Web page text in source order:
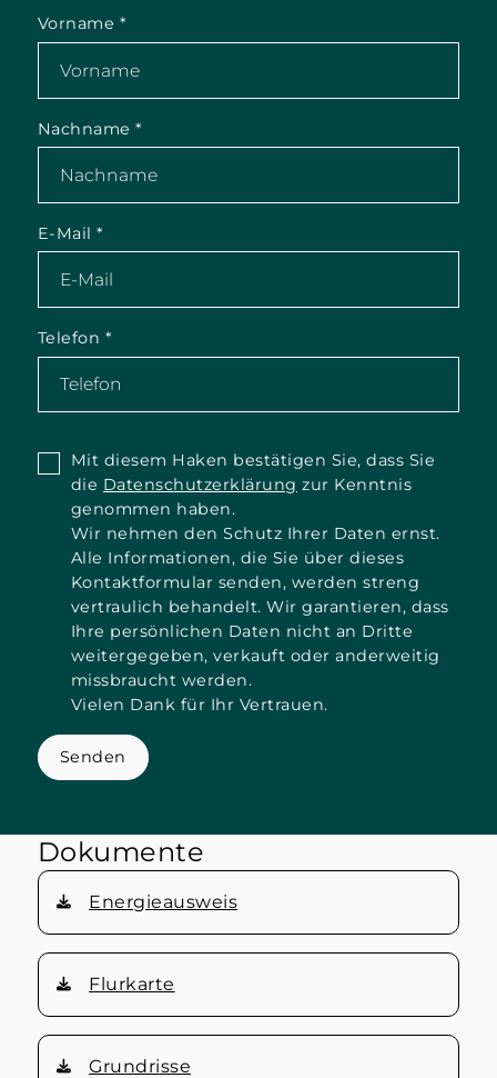
Vorname *
Nachname*
E-Mail*
Telefon *
Mit diesem Haken bestätigen Sie, dass Sie
die Datenschutzerklärung zur Kenntnis
genommen haben.
Wir nehmen den Schutz Ihrer Daten ernst.
Alle Informationen, die Sie über dieses
Kontaktformular senden, werden streng
vertraulich behandelt. Wir garantieren, dass
Ihre persönlichen Daten nicht an Dritte
weitergegeben, verkauft oder anderweitig
missbraucht werden.
Vielen Dank für Ihr Vertrauen.
Senden
Dokumente
Energieausweis
Flurkarte
Grundrisse